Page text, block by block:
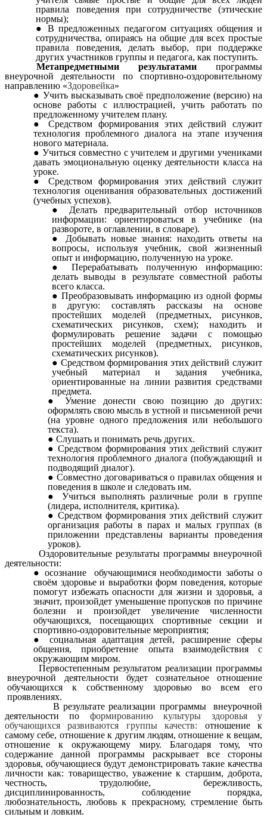
правила поведения при сотрудничестве (этические
нормы);
В предложенных педагогом ситуациях общения и
сотрудничества, опираясь на общие для всех простые
правила поведения, делать выбор, при поддержке
других участников группы и педагога, как поступить.
Метапредметными результатами программы
внеурочной деятельности по спортивно-оздоровительному
направлению «Здоровейка»
Учить высказывать своё предположение (версию) на
основе работы с иллюстрацией, учить работать по
предложенному учителем плану.
Средством формирования этих действий служит
технология проблемного диалога на этапе изучения
нового материала.
Учиться совместно с учителем и другими учениками
давать эмоциональную оценку деятельности класса на
уроке.
Средством формирования этих действий служит
технология оценивания образовательных достижений
(учебных успехов).
Делать предварительный отбор источников
информации: ориентироваться в учебнике (на
развороте, в оглавлении, в словаре).
Добывать новые знания: находить ответы на
вопросы, используя учебник, свой жизненный
опыт и информацию, полученную на уроке.
Перерабатывать полученную информацию:
делать выводы в результате совместной работы
всего класса.
Преобразовывать информацию из одной формы
в другую: составлять рассказы на основе
простейших моделей (предметных, рисунков,
схематических рисунков, схем); находить и
формулировать решение задачи с помощью
простейших моделей (предметных, рисунков,
схематических рисунков).
Средством формирования этих действий служит
учебный материал и задания учебника,
ориентированные на линии развития средствами
предмета.
Умение донести свою позицию до других:
оформлять свою мысль в устной и письменной речи
(на уровне одного предложения или небольшого
текста).
Слушать и понимать речь других.
Средством формирования этих действий служит
технология проблемного диалога (побуждающий и
подводящий диалог).
Совместно договариваться о правилах общения и
поведения в школе и следовать им.
Учиться выполнять различные роли в группе
(лидера, исполнителя, критика).
Средством формирования этих действий служит
организация работы в парах и малых группах (в
приложении представлены варианты проведения
уроков).
Оздоровительные результаты программы внеурочной
деятельности:
осознание обучающимися необходимости заботы о
своём здоровье и выработки форм поведения, которые
помогут избежать опасности для жизни и здоровья, а
значит, произойдет уменьшение пропусков по причине
болезни и произойдет увеличение численности
обучающихся, посещающих спортивные секции и
спортивно-оздоровительные мероприятия;
социальная адаптация детей, расширение сферы
общения, приобретение опыта взаимодействия с
окружающим миром.
Первостепенным результатом реализации программы
внеурочной деятельности будет сознательное отношение
обучающихся к собственному здоровью во всем его
проявлениях.
В результате реализации программы внеурочной
деятельности
по формированию культуры здоровья у
обучающихся развиваются группы качеств: отношение к
самому себе, отношение к другим людям, отношение к вещам,
отношение к окружающему миру. Благодаря тому, что
содержание данной программы раскрывает все стороны
здоровья, обучающиеся будут демонстрировать такие качества
личности как: товарищество, уважение к старшим, доброта,
честность, трудолюбие, бережливость,
дисциплинированность, соблюдение порядка,
любознательность, любовь к прекрасному, стремление быть
сильным и ловким.